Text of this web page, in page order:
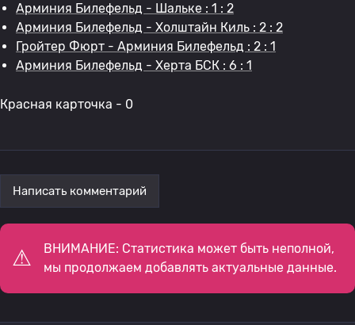
Арминия Билефельд - Шальке : 1 : 2
Арминия Билефельд - Холштайн Киль : 2 : 2
Гройтер Фюрт - Арминия Билефельд : 2 : 1
Арминия Билефельд - Херта БСК : 6 : 1
Красная карточка - 0
Написать комментарий
ВНИМАНИЕ: Статистика может быть неполной,
мы продолжаем добавлять актуальные данные.